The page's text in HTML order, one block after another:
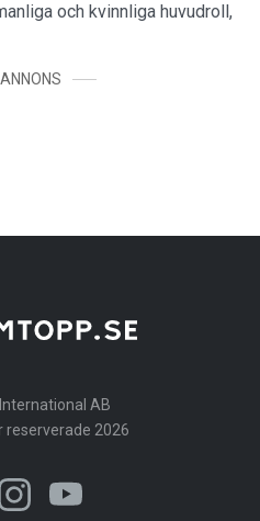
och kvinnliga huvudroll,
ANNONS
AB
2026